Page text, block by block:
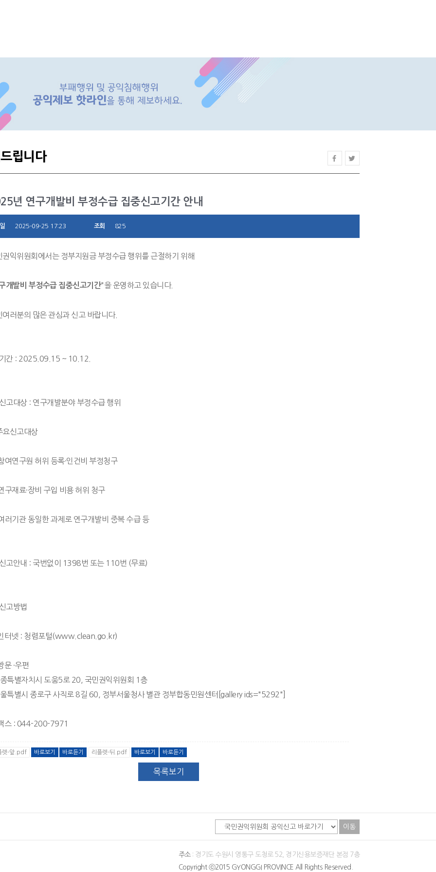
립니다
년 연구개발비 부정수급 집중신고기간 안내
2025-09-25 17:23 조회 825
권익위원회에서는 정부지원금 부정수급 행위를 근절하기 위해
개발비 부정수급 집중신고기간"을 운영하고 있습니다.
여러분의 많은 관심과 신고 바랍니다.
기간 : 2025.09.15 ~ 10.12.
신고대상 : 연구개발분야 부정수급 행위
신고대상
연구원 허위 등록·인건비 부정청구
재료·장비 구입 비용 허위 청구
러기관 동일한 과제로 연구개발비 중복 수급 등
신고안내 : 국번없이 1398번 또는 110번 (무료)
신고방법
터넷 : 청렴포털(www.clean.go.kr)
문 ·우편
특별자치시 도움5로 20, 국민권익위원회 1층
특별시 종로구 사직로 8길 60, 정부서울청사 별관 정부합동민원센터[gallery ids="5292"]
스 : 044-200-7971
렛-앞.pdf 바로보기 바로듣기 리플렛-뒤.pdf 바로보기 바로듣기
목록보기
이동
주소: 경기도 수원시 영통구 도청로 52, 경기신용보증재단 본점 7층
Copyright ⓒ2015 GYONGGI PROVINCE All Rights Reserved.